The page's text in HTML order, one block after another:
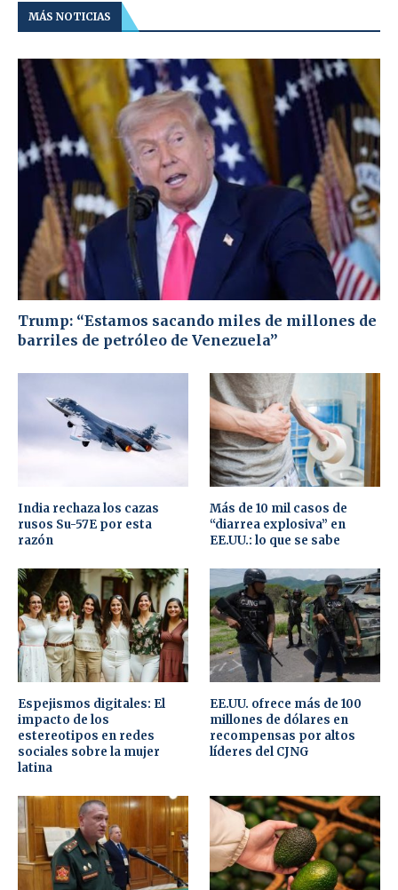
MÁS NOTICIAS
Trump: “Estamos sacando miles de millones de
barriles de petróleo de Venezuela”
India rechaza los cazas
rusos Su-57E por esta
razón
Más de 10 mil casos de
“diarrea explosiva” en
EE.UU.: lo que se sabe
Espejismos digitales: El
impacto de los
estereotipos en redes
sociales sobre la mujer
latina
EE.UU. ofrece más de 100
millones de dólares en
recompensas por altos
líderes del CJNG